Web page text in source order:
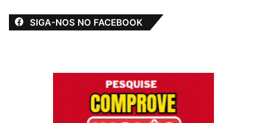
SIGA-NOS NO FACEBOOK